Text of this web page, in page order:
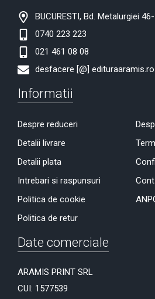
BUCURESTI, Bd. Metalurgiei
0740 223 223
021 461 08 08
desfacere [@] edituraaramis.ro
Informatii
Despre reduceri
Detalii livrare
Detalii plata
Intrebari si raspunsuri
Politica de cookie
Politica de retur
Date comerciale
ARAMIS PRINT SRL
CUI: 1577539